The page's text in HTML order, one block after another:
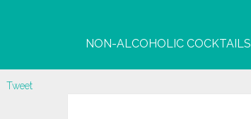
NON-ALCOHOLIC COCKTAILS
Tweet